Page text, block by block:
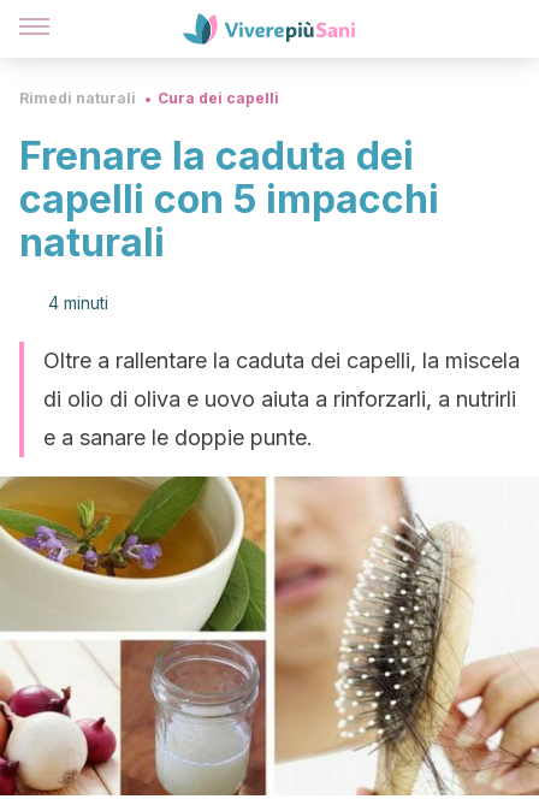
Rimedi naturali Cura dei capelli
Frenare la caduta dei
capelli con 5 impacchi
naturali
4 minuti
Oltre a rallentare la caduta dei capelli, la miscela
di olio di oliva e uovo aiuta a rinforzarli, a nutrirli
e a sanare le doppie punte.